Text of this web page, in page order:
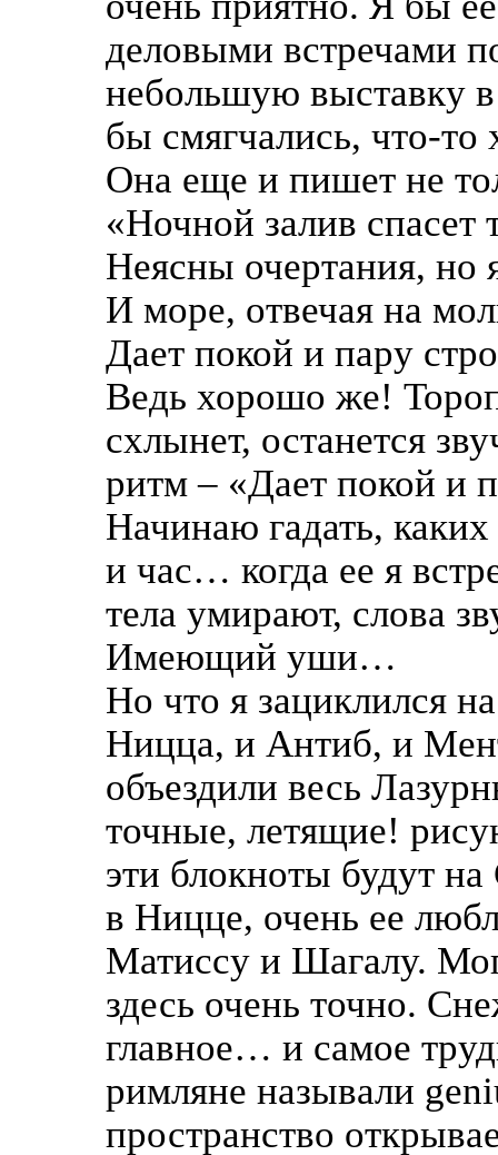
деловыми встречами
небольшую выставку
бы смягчались, что-
Она еще и пишет не
«Ночной залив спасет
Неясны очертания, но
И море, отвечая на
Дает покой и пару
Ведь хорошо же!
схлынет, останется
ритм – «Дает покой и
Начинаю гадать,
и час… когда ее я
тела умирают, слова
Имеющий уши…
Но что я зациклился
Ницца, и Антиб, и
объездили весь
точные, летящие!
эти блокноты будут
в Ницце, очень ее
Матиссу и Шагалу.
здесь очень точно.
главное… и самое
римляне называли
пространство